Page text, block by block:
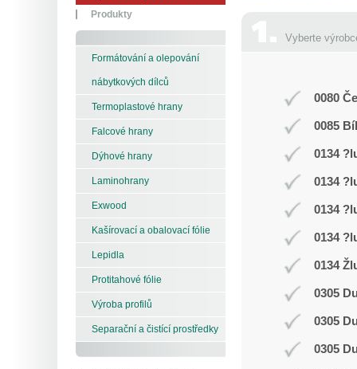
Produkty
Formátování a olepování
nábytkových dílců
Termoplastové hrany
Falcové hrany
Dýhové hrany
Laminohrany
Exwood
Kašírovací a obalovací fólie
Lepidla
Protitahové fólie
Výroba profilů
Separační a čistící prostředky
Vyberte
0080
0085
0134
0134
0134
0134
0134
0305
0305
0305